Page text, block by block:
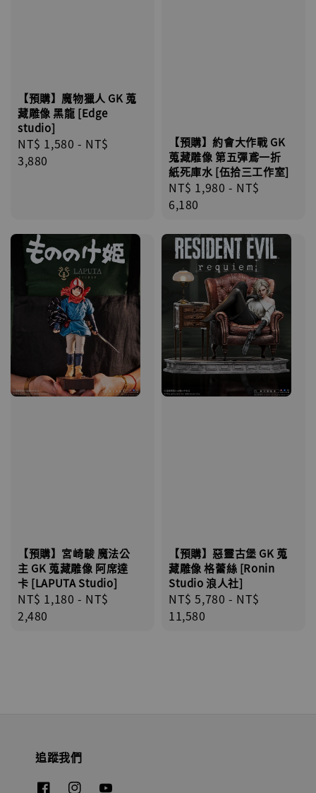
【預購】魔物獵人 GK 蒐
藏雕像 黑龍 [Edge
studio]
Regular
price
NT$ 1,580 - NT$
3,880
【預購】約會大作戰 GK
蒐藏雕像 第五彈鳶一折
紙死庫水 [伍拾三工作室]
Regular
price
NT$ 1,980 - NT$
6,180
【預購】宮崎駿 魔法公
主 GK 蒐藏雕像 阿席達
卡 [LAPUTA Studio]
Regular
price
NT$ 1,180 - NT$
2,480
【預購】惡靈古堡 GK 蒐
藏雕像 格蕾絲 [Ronin
Studio 浪人社]
Regular
price
NT$ 5,780 - NT$
11,580
追蹤我們